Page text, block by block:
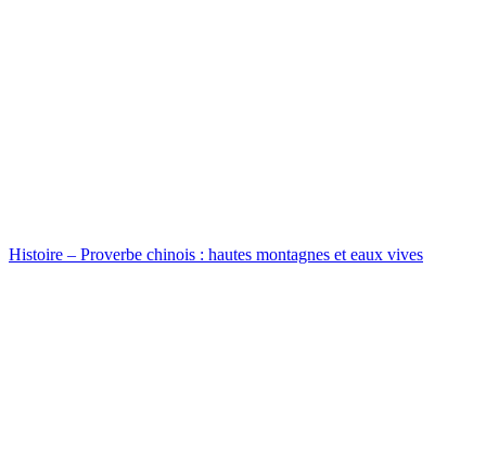
Histoire – Proverbe chinois : hautes montagnes et eaux vives